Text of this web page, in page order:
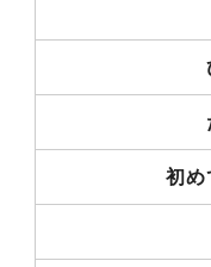
初め